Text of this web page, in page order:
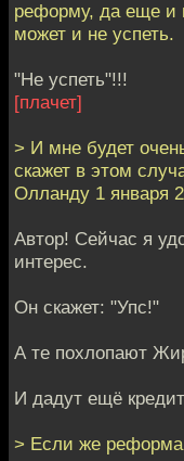
реформу, да еще и
может и не успеть.
"Не успеть"!!!
[плачет]
> И мне будет
скажет в этом
Олланду 1 января
Автор! Сейчас я
интерес.
Он скажет: "Упс!"
А те похлопают
И дадут ещё
> Если же реформа